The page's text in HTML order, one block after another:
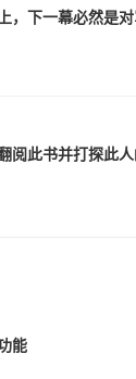
，下一幕必然是
阅此书并打探此
能